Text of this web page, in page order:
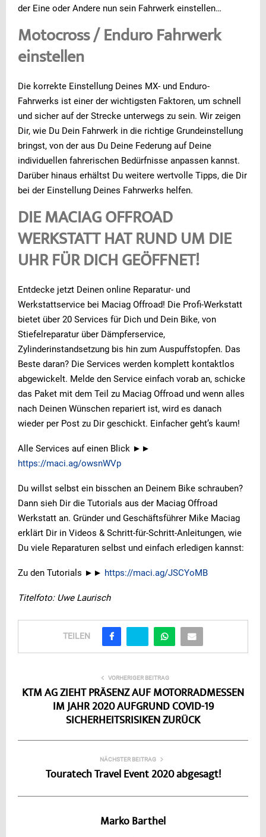
der Eine oder Andere nun sein Fahrwerk einstellen…
Motocross / Enduro Fahrwerk
einstellen
Die korrekte Einstellung Deines MX- und Enduro-
Fahrwerks ist einer der wichtigsten Faktoren, um schnell
und sicher auf der Strecke unterwegs zu sein. Wir zeigen
Dir, wie Du Dein Fahrwerk in die richtige Grundeinstellung
bringst, von der aus Du Deine Federung auf Deine
individuellen fahrerischen Bedürfnisse anpassen kannst.
Darüber hinaus erhältst Du weitere wertvolle Tipps, die Dir
bei der Einstellung Deines Fahrwerks helfen.
DIE MACIAG OFFROAD
WERKSTATT HAT RUND UM DIE
UHR FÜR DICH GEÖFFNET!
Entdecke jetzt Deinen online Reparatur- und
Werkstattservice bei Maciag Offroad! Die Profi-Werkstatt
bietet über 20 Services für Dich und Dein Bike, von
Stiefelreparatur über Dämpferservice,
Zylinderinstandsetzung bis hin zum Auspuffstopfen. Das
Beste daran? Die Services werden komplett kontaktlos
abgewickelt. Melde den Service einfach vorab an, schicke
das Paket mit dem Teil zu Maciag Offroad und wenn alles
nach Deinen Wünschen repariert ist, wird es danach
wieder per Post zu Dir geschickt. Einfacher geht’s kaum!
Alle Services auf einen Blick ►►
https://maci.ag/owsnWVp
Du willst selbst ein bisschen an Deinem Bike schrauben?
Dann sieh Dir die Tutorials aus der Maciag Offroad
Werkstatt an. Gründer und Geschäftsführer Mike Maciag
erklärt Dir in Videos & Schritt-für-Schritt-Anleitungen, wie
Du viele Reparaturen selbst und einfach erledigen kannst:
Zu den Tutorials ►► https://maci.ag/JSCYoMB
Titelfoto: Uwe Laurisch
TEILEN
VORHERIGER BEITRAG
KTM AG ZIEHT PRÄSENZ AUF MOTORRADMESSEN
IM JAHR 2020 AUFGRUND COVID-19
SICHERHEITSRISIKEN ZURÜCK
NÄCHSTER BEITRAG
Touratech Travel Event 2020 abgesagt!
Marko Barthel